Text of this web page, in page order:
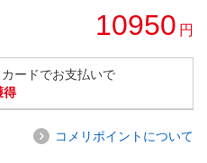
10950 円
ードでお支払いで
得
コメリポイントについて